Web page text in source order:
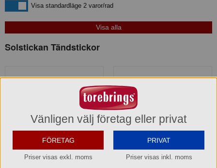
Visa standardlägeVisa standardläge 2 varor/rad
Solstickan Tändstickor
Vänligen välj företag eller privat
FÖRETAG
Priser visas exkl. moms
PRIVAT
Priser visas inkl. moms